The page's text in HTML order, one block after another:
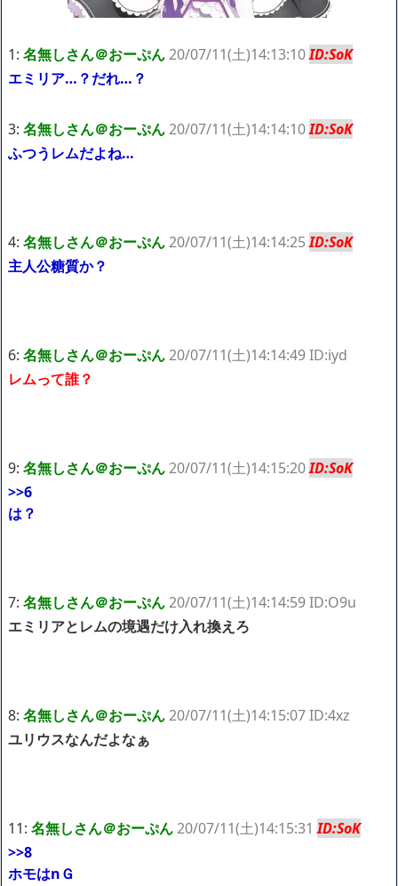
かつてはSONYのパソコンだった「VAIO」家電量販店のノジマに
ハードオフに売っていた4万4000円のフィギュアがヤバすぎるｗ
ｗｗｗｗｗ「こんな高いの？ｗｗ」「逆に超安い」
【閲覧注意】俺が近くにいると機械が壊れるんだけどさ
たけど子無しの原因は親の教えのせいかもしれません
Powered by livedoor 相互RSS
1: 名無しさん＠おーぷん20/07/11(土)14:13:10ID:SoK
エミリア…？だれ…？
3: 名無しさん＠おーぷん20/07/11(土)14:14:10ID:SoK
ふつうレムだよね…
4: 名無しさん＠おーぷん20/07/11(土)14:14:25ID:SoK
主人公糖質か？
6: 名無しさん＠おーぷん20/07/11(土)14:14:49 ID:iyd
レムって誰？
9: 名無しさん＠おーぷん20/07/11(土)14:15:20ID:SoK
>>6
は？
7: 名無しさん＠おーぷん20/07/11(土)14:14:59 ID:O9u
エミリアとレムの境遇だけ入れ換えろ
8: 名無しさん＠おーぷん20/07/11(土)14:15:07 ID:4xz
ユリウスなんだよなぁ
11: 名無しさん＠おーぷん20/07/11(土)14:15:31ID:SoK
>>8
ホモはnＧ